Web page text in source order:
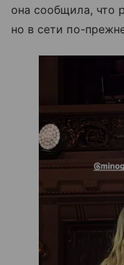
она сообщила, что
но в сети по-